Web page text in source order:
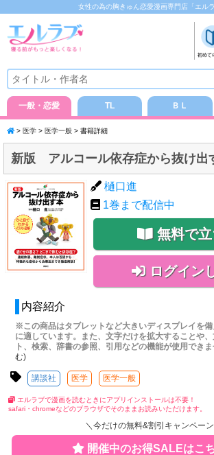
女性の為の胸きゅん恋愛漫画専門店「エルラ
一般・恋愛 TL ＢＬ
> 医学 > 医学一般 > 書籍詳細
新版 アルコール依存症から抜け出
樋口進
1巻まで配信中
無料で
ログイン
内容紹介
※この商品はタブレットなど大きいディスプレイを備
に適しています。また、文字だけを拡大することや
ト、検索、辞書の参照、引用などの機能が使用できま
む)
講談社 医学 医学一般
エルラブで漫画を読むときにアプリインストールは不要！
safari・chromeなどのブラウザでそのままお読みいただけます。
＼今だけの無料&割引キャンペー
開催中のお得SALEはこ